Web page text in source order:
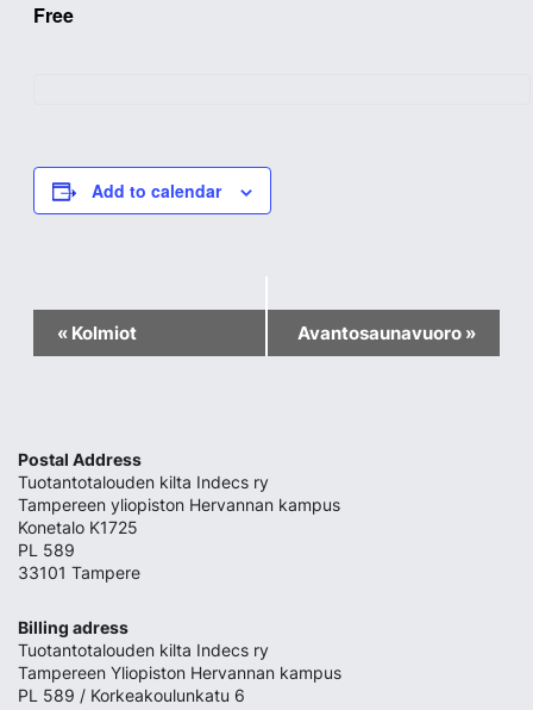
Free
Add to calendar
Event
« Kolmiot Avantosaunavuoro »
Postal Address
Tuotantotalouden kilta Indecs ry
Tampereen yliopiston Hervannan kampus
Konetalo K1725
PL 589
33101 Tampere
Billing adress
Tuotantotalouden kilta Indecs ry
Tampereen Yliopiston Hervannan kampus
PL 589 / Korkeakoulunkatu 6